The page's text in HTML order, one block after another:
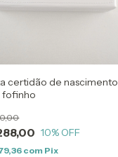
certidão de nascimento
fofinho
10% OFF
com Pix